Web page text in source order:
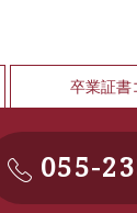
卒業証書
055-